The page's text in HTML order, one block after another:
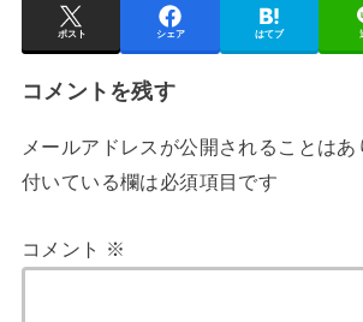
ポスト シェア はてブ
コメントを残す
メールアドレスが公開されることはあ
付いている欄は必須項目です
コメント ※